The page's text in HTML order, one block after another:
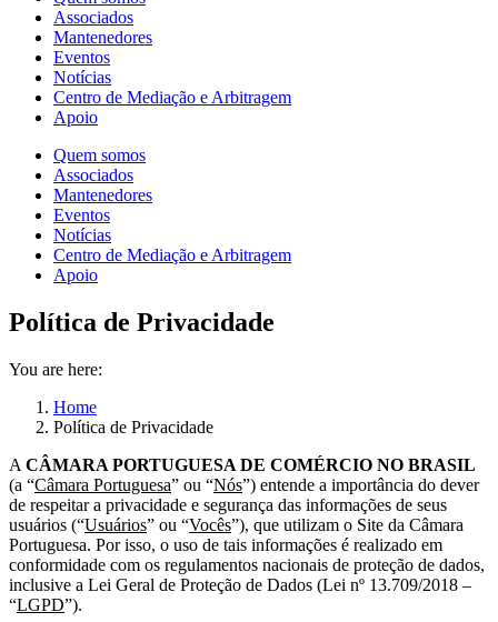
Associados
Mantenedores
Eventos
Notícias
Centro de Mediação e Arbitragem
Apoio
Quem somos
Associados
Mantenedores
Eventos
Notícias
Centro de Mediação e Arbitragem
Apoio
Política de Privacidade
You are here:
Home
Política de Privacidade
A CÂMARA PORTUGUESA DE COMÉRCIO NO BRASIL
(a “Câmara Portuguesa” ou “Nós”) entende a importância do dever
de respeitar a privacidade e segurança das informações de seus
usuários (“Usuários” ou “Vocês”), que utilizam o Site da Câmara
Portuguesa. Por isso, o uso de tais informações é realizado em
conformidade com os regulamentos nacionais de proteção de dados,
inclusive a Lei Geral de Proteção de Dados (Lei nº 13.709/2018 –
“LGPD”).